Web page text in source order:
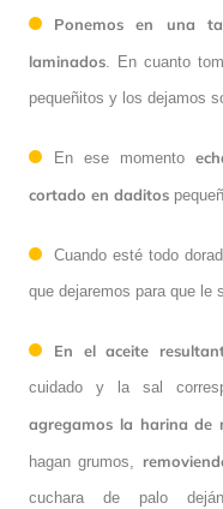
Ponemos en una
laminados. En cuanto
pequeñitos y los dejamos
En ese momento
cortado en daditos
Cuando esté todo
que dejaremos para que le
En el aceite
cuidado y la sal
agregamos la harina de
hagan grumos,
cuchara de palo